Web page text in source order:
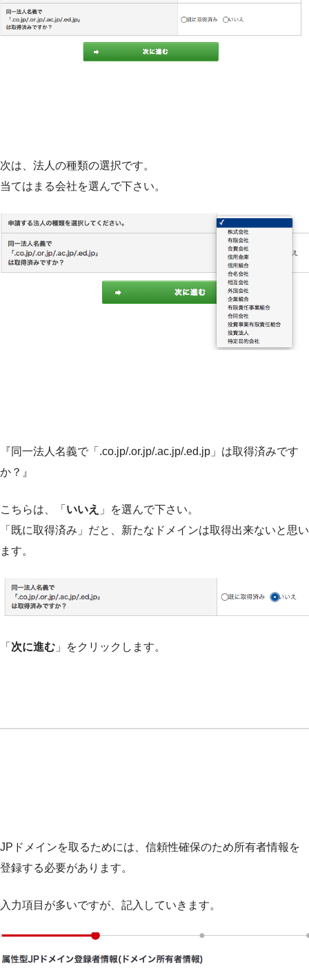
次は、法人の種類の選択です。
当てはまる会社を選んで下さい。
『同一法人名義で「.co.jp/.or.jp/.ac.jp/.ed.jp」は取得済みです
か？』
こちらは、「 いいえ 」を選んで下さい。
「既に取得済み」だと、新たなドメインは取得出来ないと思い
ます。
「 次に進む 」をクリックします。
JPドメインを取るためには、信頼性確保のため所有者情報を
登録する必要があります。
入力項目が多いですが、記入していきます。